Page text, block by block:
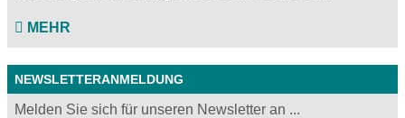
MEHR
NEWSLETTERANMELDUNG
Melden Sie sich für unseren Newsletter an ...